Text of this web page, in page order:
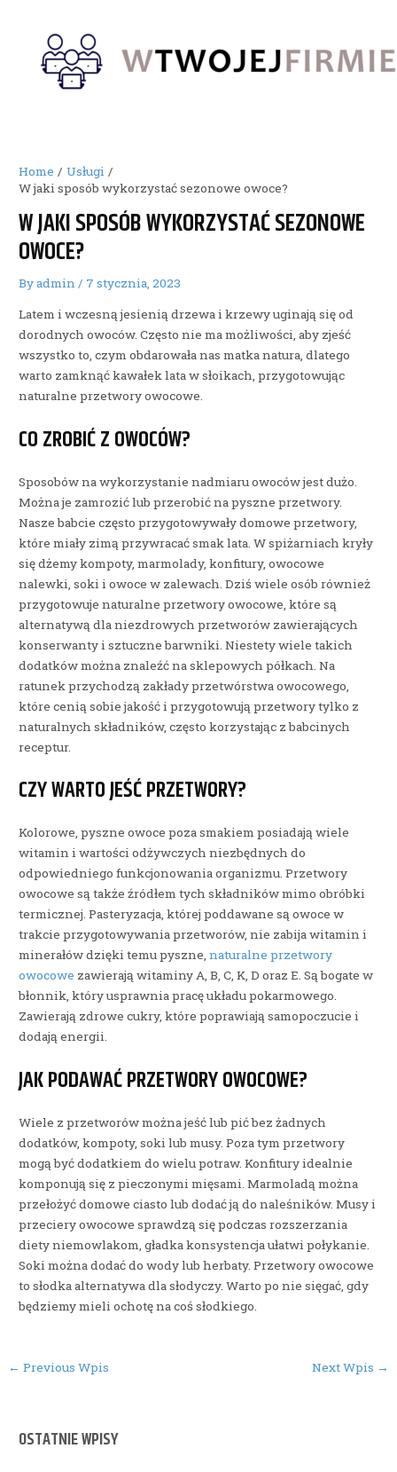
content
OSTATNIE WPISY
Home
Usługi
W jaki sposób wykorzystać sezonowe owoce?
W JAKI SPOSÓB WYKORZYSTAĆ SEZONOWE
OWOCE?
Byadmin/ 7 stycznia, 2023
Latem i wczesną jesienią drzewa i krzewy uginają się od
dorodnych owoców. Często nie ma możliwości, aby zjeść
wszystko to, czym obdarowała nas matka natura, dlatego
warto zamknąć kawałek lata w słoikach, przygotowując
naturalne przetwory owocowe.
CO ZROBIĆ Z OWOCÓW?
Sposobów na wykorzystanie nadmiaru owoców jest dużo.
Można je zamrozić lub przerobić na pyszne przetwory.
Nasze babcie często przygotowywały domowe przetwory,
które miały zimą przywracać smak lata. W spiżarniach kryły
się dżemy kompoty, marmolady, konfitury, owocowe
nalewki, soki i owoce w zalewach. Dziś wiele osób również
przygotowuje naturalne przetwory owocowe, które są
alternatywą dla niezdrowych przetworów zawierających
konserwanty i sztuczne barwniki. Niestety wiele takich
dodatków można znaleźć na sklepowych półkach. Na
ratunek przychodzą zakłady przetwórstwa owocowego,
które cenią sobie jakość i przygotowują przetwory tylko z
naturalnych składników, często korzystając z babcinych
receptur.
CZY WARTO JEŚĆ PRZETWORY?
Kolorowe, pyszne owoce poza smakiem posiadają wiele
witamin i wartości odżywczych niezbędnych do
odpowiedniego funkcjonowania organizmu. Przetwory
owocowe są także źródłem tych składników mimo obróbki
termicznej. Pasteryzacja, której poddawane są owoce w
trakcie przygotowywania przetworów, nie zabija witamin i
minerałów dzięki temu pyszne, naturalne przetwory
owocowe zawierają witaminy A, B, C, K, D oraz E. Są bogate w
błonnik, który usprawnia pracę układu pokarmowego.
Zawierają zdrowe cukry, które poprawiają samopoczucie i
dodają energii.
JAK PODAWAĆ PRZETWORY OWOCOWE?
Wiele z przetworów można jeść lub pić bez żadnych
dodatków, kompoty, soki lub musy. Poza tym przetwory
mogą być dodatkiem do wielu potraw. Konfitury idealnie
komponują się z pieczonymi mięsami. Marmoladą można
przełożyć domowe ciasto lub dodać ją do naleśników. Musy i
przeciery owocowe sprawdzą się podczas rozszerzania
diety niemowlakom, gładka konsystencja ułatwi połykanie.
Soki można dodać do wody lub herbaty. Przetwory owocowe
to słodka alternatywa dla słodyczy. Warto po nie sięgać, gdy
będziemy mieli ochotę na coś słodkiego.
Post
← Previous Wpis Next Wpis →